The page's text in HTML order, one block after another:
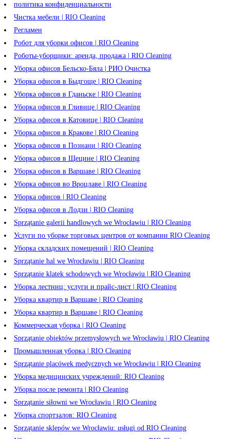
политика конфиденциальности
Чистка мебели | RIO Cleaning
Регламен
Робот для уборки офисов | RIO Cleaning
Роботы-уборщики: аренда, продажа | RIO Cleaning
Уборка офисов Бельско-Бяла | РИО Очистка
Уборка офисов в Быдгоще | RIO Cleaning
Уборка офисов в Гданьске | RIO Cleaning
Уборка офисов в Гливице | RIO Cleaning
Уборка офисов в Катовице | RIO Cleaning
Уборка офисов в Кракове | RIO Cleaning
Уборка офисов в Познани | RIO Cleaning
Уборка офисов в Щецине | RIO Cleaning
Уборка офисов в Варшаве | RIO Cleaning
Уборка офисов во Вроцлаве | RIO Cleaning
Уборка офисов | RIO Cleaning
Уборка офисов в Лодзи | RIO Cleaning
Sprzątanie galerii handlowych we Wrocławiu | RIO Cleaning
Услуги по уборке торговых центров от компании RIO Cleaning
Уборка складских помещений | RIO Cleaning
Sprzątanie hal we Wrocławiu | RIO Cleaning
Sprzątanie klatek schodowych we Wrocławiu | RIO Cleaning
Уборка лестниц: услуги и прайс-лист | RIO Cleaning
Уборка квартир в Варшаве | RIO Cleaning
Уборка квартир в Варшаве | RIO Cleaning
Коммерческая уборка | RIO Cleaning
Sprzątanie obiektów przemysłowych we Wrocławiu | RIO Cleaning
Промышленная уборка | RIO Cleaning
Sprzątanie placówek medycznych we Wrocławiu | RIO Cleaning
Уборка медицинских учреждений: RIO Cleaning
Уборка после ремонта | RIO Cleaning
Sprzątanie siłowni we Wrocławiu | RIO Cleaning
Уборка спортзалов: RIO Cleaning
Sprzątanie sklepów we Wrocławiu: usługi od RIO Cleaning